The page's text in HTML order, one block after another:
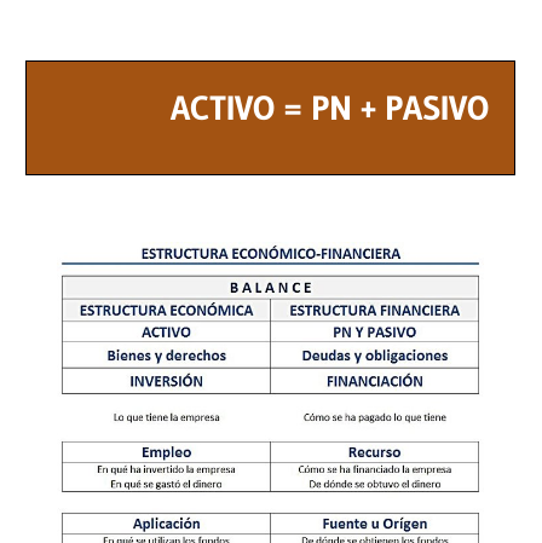
ACTIVO = PN + PASIVO